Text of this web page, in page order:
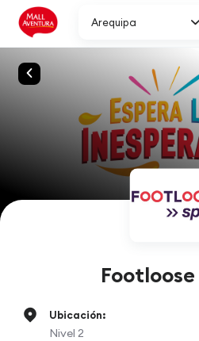
Arequipa
Ubicación:
Nivel 2